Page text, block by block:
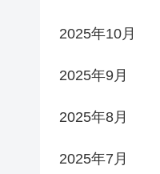
2025年10月
2025年9月
2025年8月
2025年7月